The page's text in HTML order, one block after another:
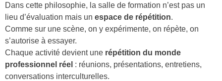
Dans cette philosophie, la salle de formation n’est pas un
lieu d’évaluation mais un espace de répétition.
Comme sur une scène, on y expérimente, on répète, on
s’autorise à essayer.
Chaque activité devient une répétition du monde
professionnel réel : réunions, présentations, entretiens,
conversations interculturelles.